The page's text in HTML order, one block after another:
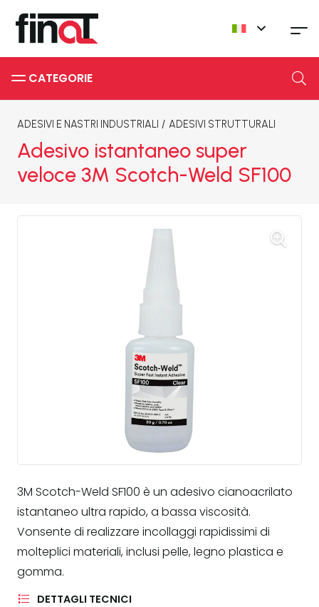
CATEGORIE
ADESIVI E NASTRI INDUSTRIALI / ADESIVI STRUTTURALI
Adesivo istantaneo super
veloce 3M Scotch-Weld SF100
3M Scotch-Weld SF100 è un adesivo cianoacrilato
istantaneo ultra rapido, a bassa viscosità.
Vonsente di realizzare incollaggi rapidissimi di
molteplici materiali, inclusi pelle, legno plastica e
gomma.
DETTAGLI TECNICI